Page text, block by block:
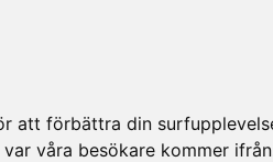
att förbättra din
våra besökare kommer